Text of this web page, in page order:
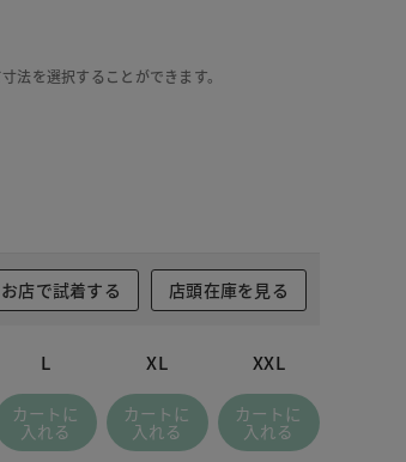
法を選択することができます。
お店で試着する 店頭在庫を見る
L
カートに
入れる
XL
カートに
入れる
XXL
カートに
入れる